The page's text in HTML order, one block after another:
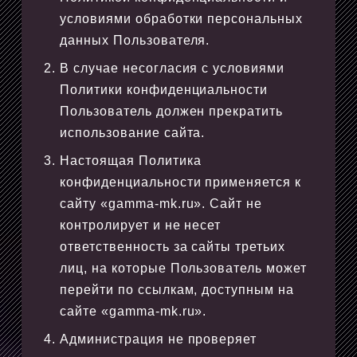
условиями обработки персональных
данных Пользователя.
В случае несогласия с условиями
Политики конфиденциальности
Пользователь должен прекратить
использование сайта.
Настоящая Политика
конфиденциальности применяется к
сайту «gamma-mk.ru». Сайт не
контролирует и не несет
ответственность за сайты третьих
лиц, на которые Пользователь может
перейти по ссылкам, доступным на
сайте «gamma-mk.ru».
Администрация не проверяет